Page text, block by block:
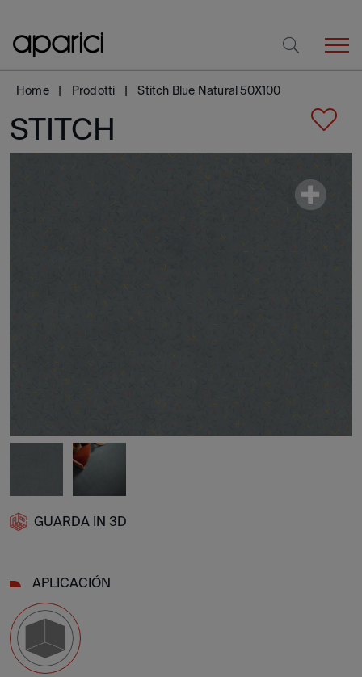
Home Prodotti Stitch Blue Natural 50X100
STITCH
GUARDA IN 3D
APLICACIÓN